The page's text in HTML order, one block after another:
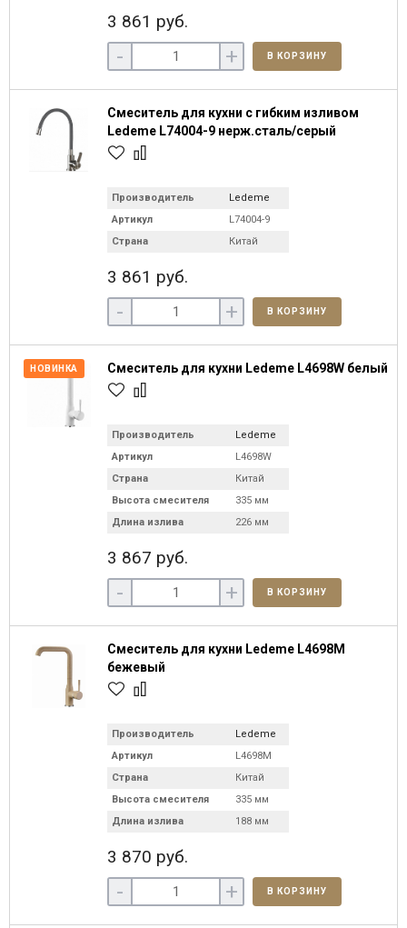
3 861 руб.
- + В КОРЗИНУ
Смеситель для кухни с гибким изливом
Ledeme L74004-9 нерж.сталь/серый
Производитель
Ledeme
Артикул
L74004-9
Страна
Китай
3 861 руб.
- + В КОРЗИНУ
НОВИНКА Смеситель для кухни Ledeme L4698W белый
Производитель
Ledeme
Артикул
L4698W
Страна
Китай
Высота смесителя
335 мм
Длина излива
226 мм
3 867 руб.
- + В КОРЗИНУ
Смеситель для кухни Ledeme L4698M
бежевый
Производитель
Ledeme
Артикул
L4698M
Страна
Китай
Высота смесителя
335 мм
Длина излива
188 мм
3 870 руб.
- + В КОРЗИНУ